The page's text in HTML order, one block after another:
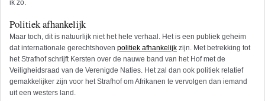
ik zo.
Politiek afhankelijk
Maar toch, dit is natuurlijk niet het hele verhaal. Het is een publiek geheim
dat internationale gerechtshoven politiek afhankelijk zijn. Met betrekking tot
het Strafhof schrijft Kersten over de nauwe band van het Hof met de
Veiligheidsraad van de Verenigde Naties. Het zal dan ook politiek relatief
gemakkelijker zijn voor het Strafhof om Afrikanen te vervolgen dan iemand
uit een westers land.